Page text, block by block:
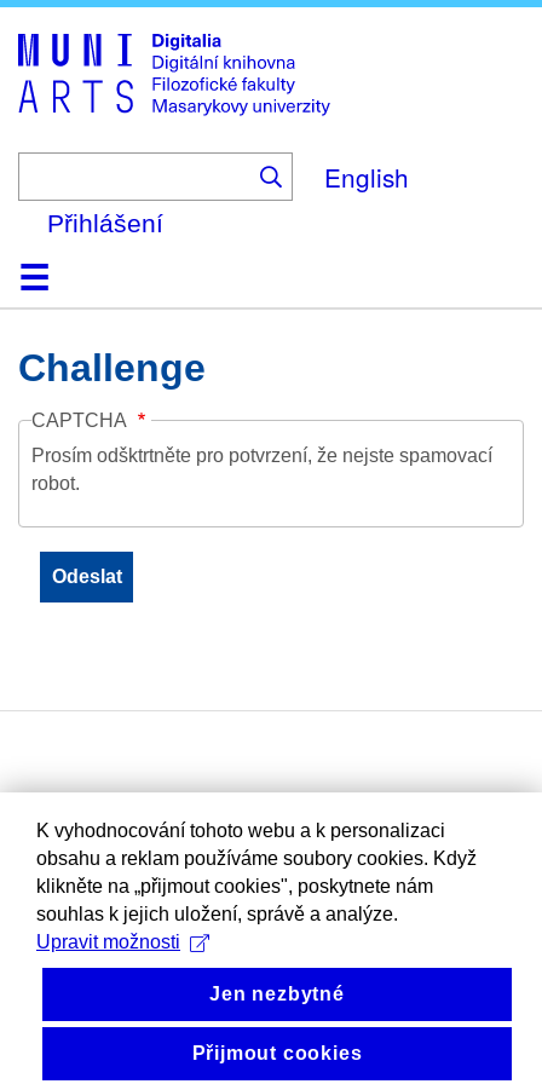
to
main
content
English
Přihlášení
DomůKolekce
Prohlížení
Vyhledávání
O platformě
Nápověda
KontaktDigitalia
Challenge
CAPTCHA
Prosím odšktrtněte pro potvrzení, že nejste spamovací
robot.
K vyhodnocování tohoto webu a k personalizaci
obsahu a reklam používáme soubory cookies. Když
klikněte na „přijmout cookies", poskytnete nám
souhlas k jejich uložení, správě a analýze.
Upravit možnosti
Jen nezbytné
Přijmout cookies